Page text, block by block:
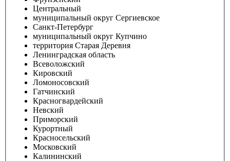
Центральный
муниципальный округ Сергиевское
Санкт-Петербург
муниципальный округ Купчино
территория Старая Деревня
Ленинградская область
Всеволожский
Кировский
Ломоносовский
Гатчинский
Красногвардейский
Невский
Приморский
Курортный
Красносельский
Московский
Калининский